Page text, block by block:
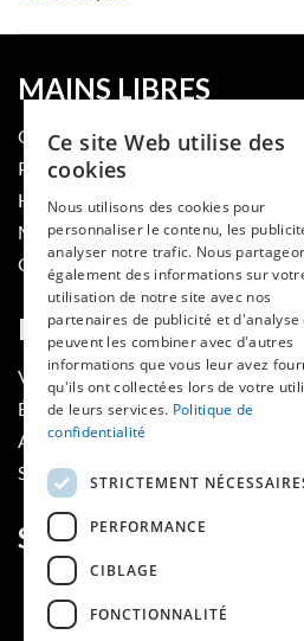
MAINS LIBRES
QUI SOMMES-NOUS
PUBLIER DANS LA REVUE
HES-SO
MÉDECINE ET HYGIÈNE
CONTACT
RUBRIQUES
VOIR LES NUMÉROS
ÉVÈNEMENTS MAINS LIBRES
AGENDA
SOUTIENS
SUIVEZ-NOUS
Ce site Web utilise des
cookies
Nous utilisons des cookies pour
personnaliser le contenu, les
analyser notre trafic. Nous
également des informations sur
utilisation de notre site avec nos
partenaires de publicité et d'analyse
peuvent les combiner avec d'autres
informations que vous leur avez
qu'ils ont collectées lors de votre
de leurs services. Politique de
confidentialité
STRICTEMENT
PERFORMANCE
CIBLAGE
FONCTIONNALITÉ